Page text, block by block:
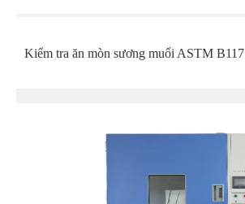
Kiểm tra ăn mòn sương muối ASTM B117